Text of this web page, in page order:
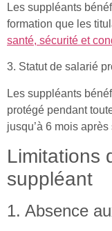
Les suppléants
formation que les
santé, sécurité et
3. Statut de salarié
Les suppléants
protégé pendant
jusqu’à 6 mois
Limitations
suppléant
1. Absence